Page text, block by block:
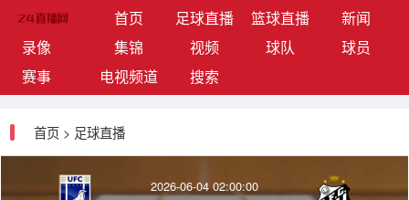
首页(current)足球直播 篮球直播
新闻
录像
集锦 视频 球队
球员
赛事
电视频道 搜索
首页 > 足球直播
2026-06-04 02:00:00